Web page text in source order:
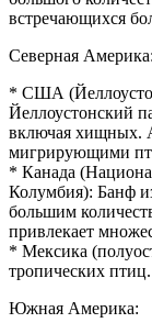
встречающихся
Северная Америка:
* США
Йеллоустонский
включая хищных.
мигрирующими
* Канада
Колумбия): Банф
большим
привлекает
* Мексика
тропических птиц.
Южная Америка: